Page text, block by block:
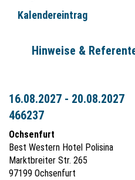
Kalendereintrag
Hinweise &
16.08.2027 - 20.08.2027
466237
Ochsenfurt
Best Western Hotel Polisina
Marktbreiter Str. 265
97199 Ochsenfurt